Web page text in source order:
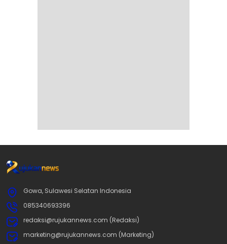
Gowa, Sulawesi Selatan Indonesia
085340693396
redaksi@rujukannews.com (Redaksi)
marketing@rujukannews.com (Marketing)